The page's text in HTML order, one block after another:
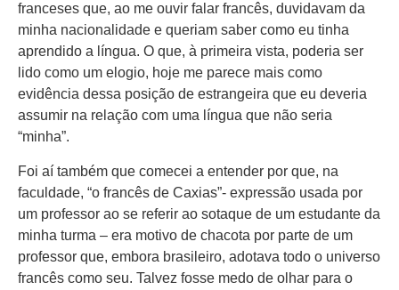
franceses que, ao me ouvir falar francês, duvidavam da
minha nacionalidade e queriam saber como eu tinha
aprendido a língua. O que, à primeira vista, poderia ser
lido como um elogio, hoje me parece mais como
evidência dessa posição de estrangeira que eu deveria
assumir na relação com uma língua que não seria
“minha”.
Foi aí também que comecei a entender por que, na
faculdade, “o francês de Caxias”- expressão usada por
um professor ao se referir ao sotaque de um estudante da
minha turma – era motivo de chacota por parte de um
professor que, embora brasileiro, adotava todo o universo
francês como seu. Talvez fosse medo de olhar para o